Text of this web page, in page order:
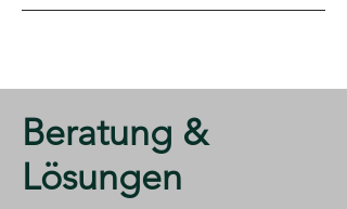
​Beratung &
Lösungen